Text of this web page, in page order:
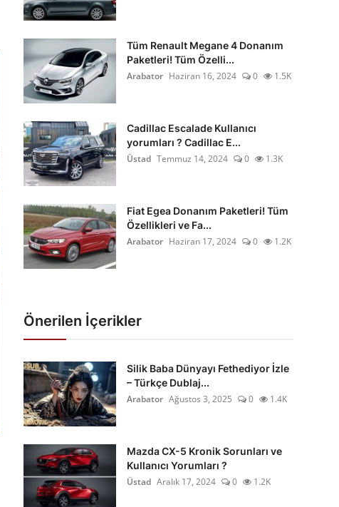
Tüm Renault Megane 4 Donanım
Paketleri! Tüm Özelli...
Arabator Haziran 16, 2024 0 1.5K
Cadillac Escalade Kullanıcı
yorumları ? Cadillac E...
Üstad Temmuz 14, 2024 0 1.3K
Fiat Egea Donanım Paketleri! Tüm
Özellikleri ve Fa...
Arabator Haziran 17, 2024 0 1.2K
Önerilen İçerikler
Silik Baba Dünyayı Fethediyor İzle
– Türkçe Dublaj...
Arabator Ağustos 3, 2025 0 1.4K
Mazda CX-5 Kronik Sorunları ve
Kullanıcı Yorumları ?
Üstad Aralık 17, 2024 0 1.2K